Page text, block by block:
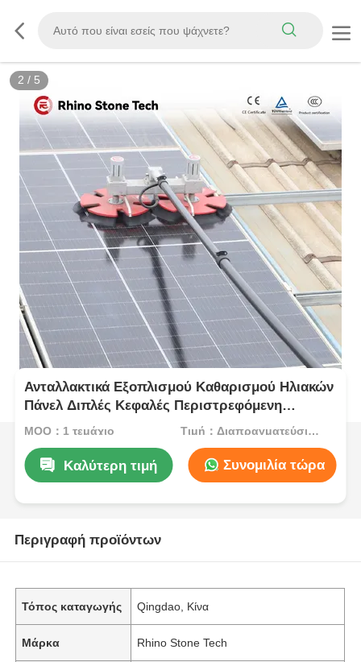
3 / 5
Ανταλλακτικά Εξοπλισμού Καθαρισμού Ηλιακών
Πάνελ Διπλές Κεφαλές Περιστρεφόμενη
Βούρτσα Καθαρισμού
MOQ：1 τεμάχιο Τιμή：Διαπραγματεύσιμος
Καλύτερη τιμή Συνομιλία τώρα
Περιγραφή προϊόντων
Τόπος καταγωγής Qingdao, Κίνα
Μάρκα Rhino Stone Tech